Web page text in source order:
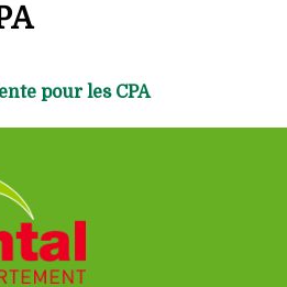
pour les CPA